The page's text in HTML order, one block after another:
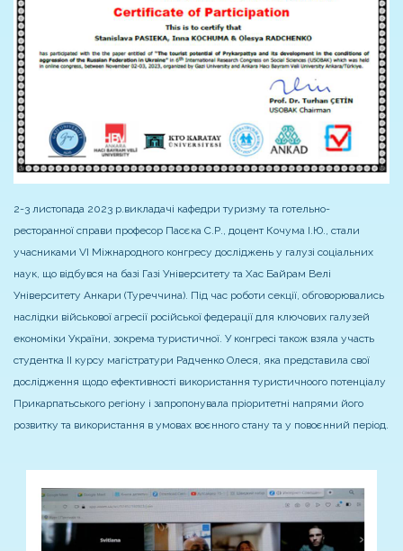
2-3 листопада 2023 р.викладачі кафедри туризму та готельно-
ресторанної справи професор Пасєка С.Р., доцент Кочума І.Ю., стали
учасниками VI Міжнародного конгресу досліджень у галузі соціальних
наук, що відбувся на базі Газі Університету та Хас Байрам Велі
Університету Анкари (Туреччина). Під час роботи секції, обговорювались
наслідки військової агресії російської федерації для ключових галузей
економіки України, зокрема туристичної. У конгресі також взяла участь
студентка ІІ курсу магістратури Радченко Олеся, яка представила свої
дослідження щодо ефективності використання туристичноого потенціалу
Прикарпатьського регіону і запропонувала пріоритетні напрями його
розвитку та використання в умовах воєнного стану та у повоєнний період.